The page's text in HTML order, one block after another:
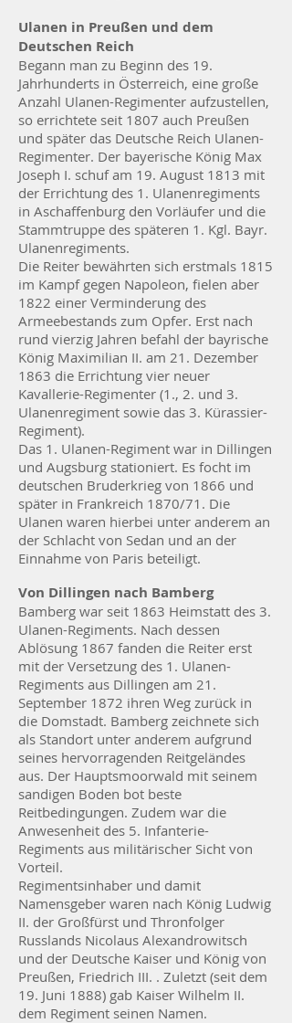
Ulanen in Preußen und dem
Deutschen Reich
Begann man zu Beginn des 19.
Jahrhunderts in Österreich, eine große
Anzahl Ulanen-Regimenter aufzustellen,
so errichtete seit 1807 auch Preußen
und später das Deutsche Reich Ulanen-
Regimenter. Der bayerische König Max
Joseph I. schuf am 19. August 1813 mit
der Errichtung des 1. Ulanenregiments
in Aschaffenburg den Vorläufer und die
Stammtruppe des späteren 1. Kgl. Bayr.
Ulanenregiments.
Die Reiter bewährten sich erstmals 1815
im Kampf gegen Napoleon, fielen aber
1822 einer Verminderung des
Armeebestands zum Opfer. Erst nach
rund vierzig Jahren befahl der bayrische
König Maximilian II. am 21. Dezember
1863 die Errichtung vier neuer
Kavallerie-Regimenter (1., 2. und 3.
Ulanenregiment sowie das 3. Kürassier-
Regiment).
Das 1. Ulanen-Regiment war in Dillingen
und Augsburg stationiert. Es focht im
deutschen Bruderkrieg von 1866 und
später in Frankreich 1870/71. Die
Ulanen waren hierbei unter anderem an
der Schlacht von Sedan und an der
Einnahme von Paris beteiligt.
Von Dillingen nach Bamberg
Bamberg war seit 1863 Heimstatt des 3.
Ulanen-Regiments. Nach dessen
Ablösung 1867 fanden die Reiter erst
mit der Versetzung des 1. Ulanen-
Regiments aus Dillingen am 21.
September 1872 ihren Weg zurück in
die Domstadt. Bamberg zeichnete sich
als Standort unter anderem aufgrund
seines hervorragenden Reitgeländes
aus. Der Hauptsmoorwald mit seinem
sandigen Boden bot beste
Reitbedingungen. Zudem war die
Anwesenheit des 5. Infanterie-
Regiments aus militärischer Sicht von
Vorteil.
Regimentsinhaber und damit
Namensgeber waren nach König Ludwig
II. der Großfürst und Thronfolger
Russlands Nicolaus Alexandrowitsch
und der Deutsche Kaiser und König von
Preußen, Friedrich III. . Zuletzt (seit dem
19. Juni 1888) gab Kaiser Wilhelm II.
dem Regiment seinen Namen.